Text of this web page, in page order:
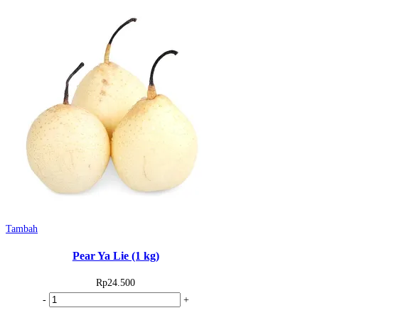
Tambah
Pear Ya Lie (1 kg)
Rp24.500
-
Kuantitas
+